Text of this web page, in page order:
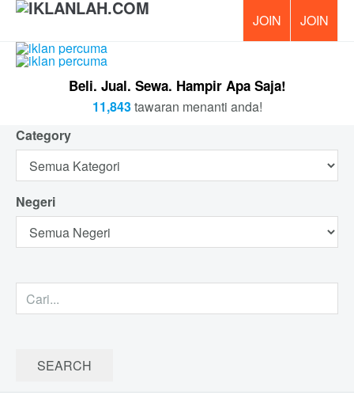
Beli. Jual. Sewa. Hampir Apa Saja!
11,843tawaran menanti anda!
Category
Negeri